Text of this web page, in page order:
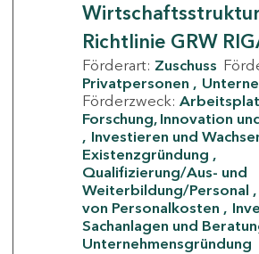
Richtlinie GRW
Förderart: Zuschuss
Privatpersonen
Förderzweck:
Forschung, Innovation
Investieren und
Existenzgründung
Qualifizierung/Aus- und
Weiterbildung/Personal
von Personalkosten
Sachanlagen und
Unternehmensgründung